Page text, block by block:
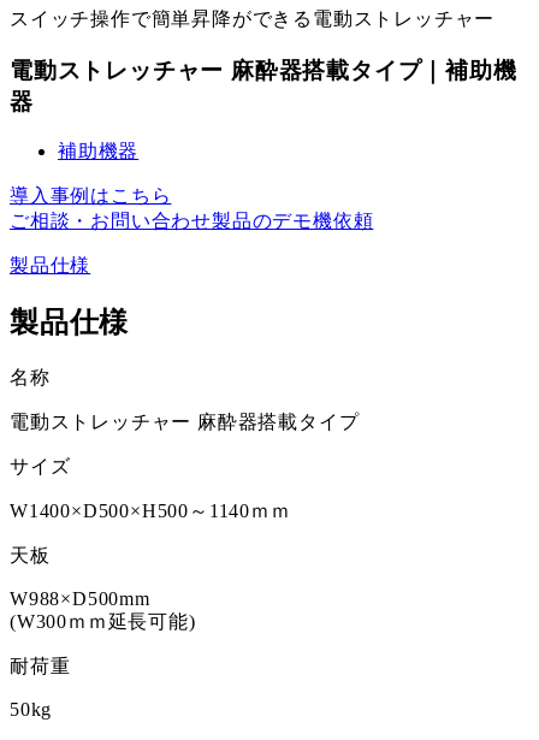
スイッチ操作で簡単昇降ができる電動ストレッチャー
電動ストレッチャー 麻酔器搭載タイプ｜補助機
器
補助機器
導入事例はこちら
ご相談・お問い合わせ製品のデモ機依頼
製品仕様
製品仕様
名称
電動ストレッチャー 麻酔器搭載タイプ
サイズ
W1400×D500×H500～1140ｍｍ
天板
W988×D500mm
(W300ｍｍ延長可能)
耐荷重
50kg